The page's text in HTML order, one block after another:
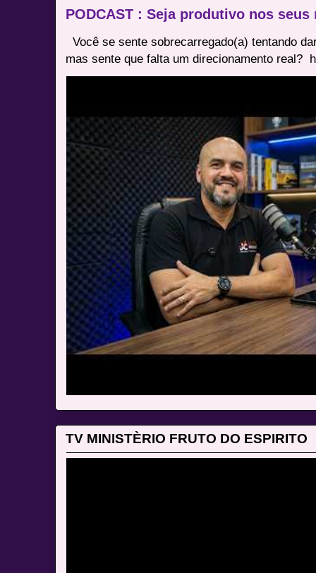
PODCAST : Seja produtivo nos seus
Você se sente sobrecarregado(a) tentando
mas sente que falta um direcionamento real?
TV MINISTÈRIO FRUTO DO ESPIRITO